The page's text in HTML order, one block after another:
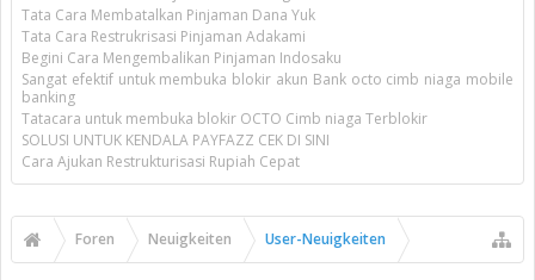
Tata Cara Membatalkan Pinjaman Dana Yuk
Tata Cara Restrukrisasi Pinjaman Adakami
Begini Cara Mengembalikan Pinjaman Indosaku
Sangat efektif untuk membuka blokir akun Bank octo cimb niaga mobile
banking
Tatacara untuk membuka blokir OCTO Cimb niaga Terblokir
SOLUSI UNTUK KENDALA PAYFAZZ CEK DI SINI
Cara Ajukan Restrukturisasi Rupiah Cepat
Foren Neuigkeiten User-Neuigkeiten